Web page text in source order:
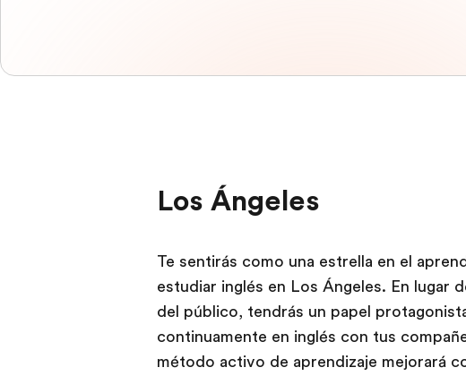
Los Ángeles
Te sentirás como una estrella en el
estudiar inglés en Los Ángeles. En lugar
del público, tendrás un papel
continuamente en inglés con tus
método activo de aprendizaje mejorará